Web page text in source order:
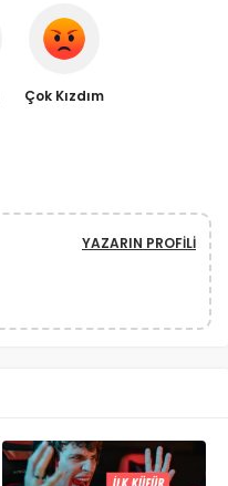
Çok Kızdım
YAZARIN PROFILI